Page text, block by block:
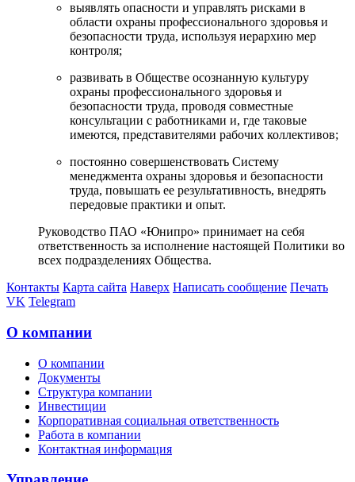
выявлять опасности и управлять рисками в
области охраны профессионального здоровья и
безопасности труда, используя иерархию мер
контроля;
развивать в Обществе осознанную культуру
охраны профессионального здоровья и
безопасности труда, проводя совместные
консультации с работниками и, где таковые
имеются, представителями рабочих коллективов;
постоянно совершенствовать Систему
менеджмента охраны здоровья и безопасности
труда, повышать ее результативность, внедрять
передовые практики и опыт.
Руководство ПАО «Юнипро» принимает на себя
ответственность за исполнение настоящей Политики во
всех подразделениях Общества.
Контакты Карта сайта Наверх Написать сообщение Печать
VK Telegram
О компании
О компании
Документы
Структура компании
Инвестиции
Корпоративная социальная ответственность
Работа в компании
Контактная информация